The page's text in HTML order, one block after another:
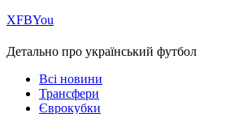
ХFBYou
Детально про український футбол
Всі новини
Трансфери
Єврокубки